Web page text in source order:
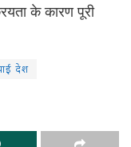
के कारण पूरी
देश